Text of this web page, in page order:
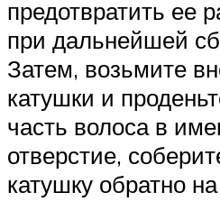
предотвратить ее
при дальнейшей
Затем, возьмите
катушки и
часть волоса в
отверстие,
катушку обратно